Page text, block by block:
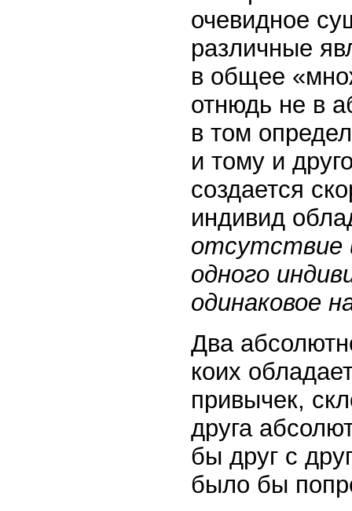
очевидное
различные
в общее
отнюдь не в
в том
и тому и
создается
индивид
отсутствие
одного
одинаковое
Два
коих
привычек,
друга
бы друг с
было бы